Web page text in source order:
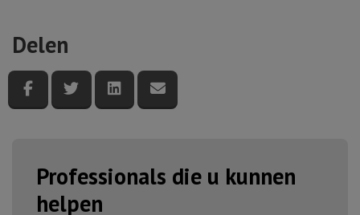
Delen
Deel deze pagina via Facebook
Deel deze pagina via Twitter
Deel deze pagina via LinkedIn
Professionals die u kunnen
helpen